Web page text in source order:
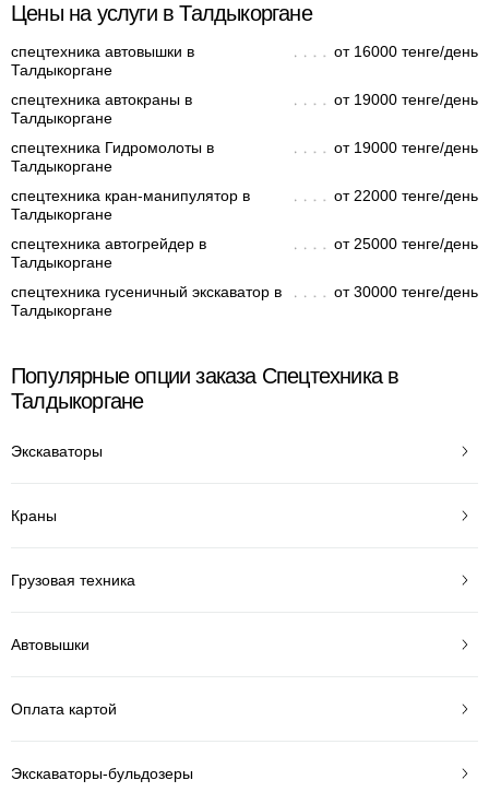
Цены на услуги в Талдыкоргане
спецтехника автовышки в
Талдыкоргане
от 16000 тенге/день
спецтехника автокраны в
Талдыкоргане
от 19000 тенге/день
спецтехника Гидромолоты в
Талдыкоргане
от 19000 тенге/день
спецтехника кран-манипулятор в
Талдыкоргане
от 22000 тенге/день
спецтехника автогрейдер в
Талдыкоргане
от 25000 тенге/день
спецтехника гусеничный экскаватор в
Талдыкоргане
от 30000 тенге/день
Популярные опции заказа Спецтехника в
Талдыкоргане
Экскаваторы
Краны
Грузовая техника
Автовышки
Оплата картой
Экскаваторы-бульдозеры